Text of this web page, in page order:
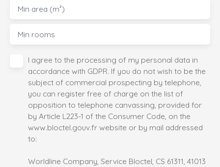
Min area (m²)
Min rooms
I agree to the processing of my personal data in
accordance with GDPR. If you do not wish to be the
subject of commercial prospecting by telephone,
you can register free of charge on the list of
opposition to telephone canvassing, provided for
by Article L223-1 of the Consumer Code, on the
www.bloctel.gouv.fr website or by mail addressed
to:
Worldline Company, Service Bloctel, CS 61311, 41013